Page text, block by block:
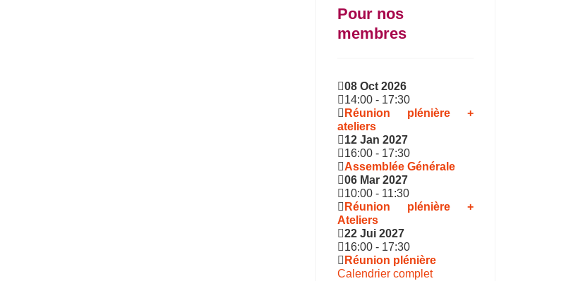
Pour nos
membres
08 Oct 2026
14:00 - 17:30
Réunion plénière +
ateliers
12 Jan 2027
16:00 - 17:30
Assemblée Générale
06 Mar 2027
10:00 - 11:30
Réunion plénière +
Ateliers
22 Jui 2027
16:00 - 17:30
Réunion plénière
Calendrier complet